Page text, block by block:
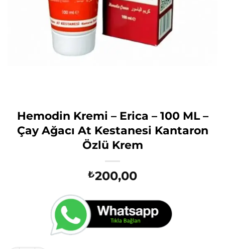
Hemodin Kremi – Erica – 100 ML –
Çay Ağacı At Kestanesi Kantaron
Özlü Krem
₺200,00